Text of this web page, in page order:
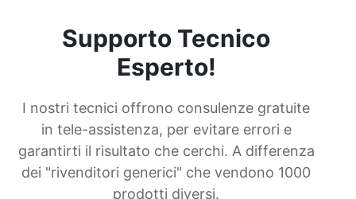
Supporto Tecnico
Esperto!
I nostri tecnici offrono consulenze gratuite
in tele-assistenza, per evitare errori e
garantirti il risultato che cerchi. A differenza
dei "rivenditori generici" che vendono 1000
prodotti diversi.